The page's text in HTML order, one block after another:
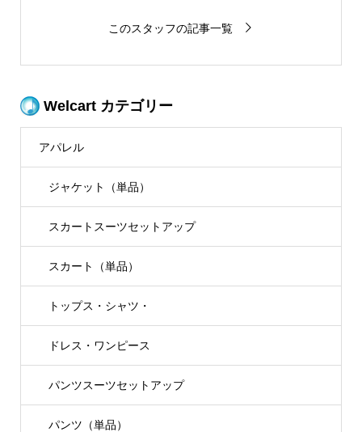
このスタッフの記事一覧
Welcart カテゴリー
アパレル
ジャケット（単品）
スカートスーツセットアップ
スカート（単品）
トップス・シャツ・
ドレス・ワンピース
パンツスーツセットアップ
パンツ（単品）